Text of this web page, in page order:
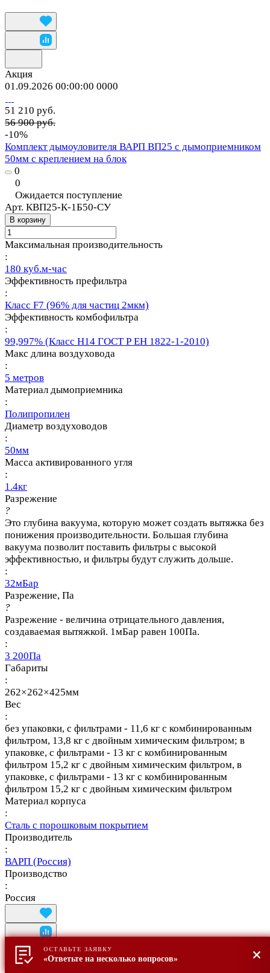
Акция
01.09.2026 00:00:00 0000
51 210 руб.
56 900 руб.
-10%
Комплект дымоуловителя ВАРП ВП25 с дымоприемником
50мм с креплением на блок
0
0
Ожидается поступление
Арт. КВП25-К-1Б50-СУ
В корзину
Максимальная производительность
:
180 куб.м-час
Эффективность префильтра
:
Класс F7 (96% для частиц 2мкм)
Эффективность комбофильтра
:
99,997% (Класс Н14 ГОСТ Р ЕН 1822-1-2010)
Макс длина воздуховода
:
5 метров
Материал дымоприемника
:
Полипропилен
Диаметр воздуховодов
:
50мм
Масса активированного угля
:
1.4кг
Разрежение
?
Это глубина вакуума, которую может создать вытяжка без
понижения производительности. Большая глубина
вакуума позволит поставить фильтры с высокой
эффективностью, и фильтры будут служить дольше.
:
32мБар
Разрежение, Па
?
Разрежение - величина отрицательного давления,
создаваемая вытяжкой. 1мБар равен 100Па.
:
3 200Па
Габариты
:
262×262×425мм
Вес
:
без упаковки, с фильтрами - 11,6 кг с комбинированным
фильтром, 13,8 кг с двойным химическим фильтром; в
упаковке, с фильтрами - 13 кг с комбинированным
фильтром 15,2 кг с двойным химическим фильтром, в
упаковке, с фильтрами - 13 кг с комбинированным
фильтром 15,2 кг с двойным химическим фильтром
Материал корпуса
:
Сталь с порошковым покрытием
Производитель
:
ВАРП (Россия)
Производство
:
Россия
Акция
ОСТАВЬТЕ ЗАЯВКУ
«Ответьте на несколько вопросов»